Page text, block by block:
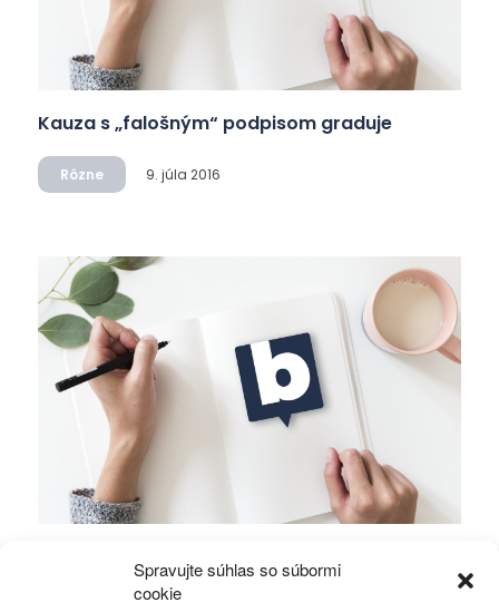
Spravujte súhlas so súbormi
cookie
Kauza s „falošným“ podpisom graduje
Rôzne 9. júla 2016
vami vaši politici?!